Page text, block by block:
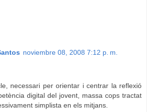
noviembre 08, 2008 7:12 p. m.
necessari per orientar i centrar la reflexió
digital del jovent, massa cops tractat
simplista en els mitjans.